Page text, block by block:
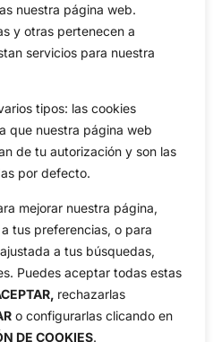
nuestra página web.
y otras pertenecen a
servicios para nuestra
tipos: las cookies
que nuestra página web
de tu autorización y son las
por defecto.
mejorar nuestra página,
tus preferencias, o para
a tus búsquedas,
Puedes aceptar todas estas
rechazarlas
o configurarlas clicando en
DE COOKIES.
Ryder Cup
Reglas
| Diseño por